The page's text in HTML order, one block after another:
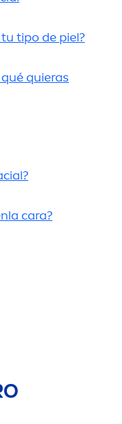
tipo de piel?
quieras
cara?